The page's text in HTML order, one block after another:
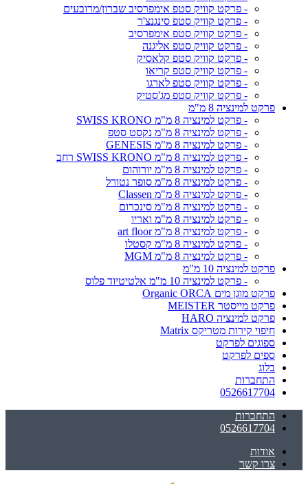
- פרקט קוויק סטפ אימפרסיב שברון/מרובעים
- פרקט קוויק סטפ סינגנצ'ר
- פרקט קוויק סטפ אימפרסיב
- פרקט קוויק סטפ אליגנה
- פרקט קוויק סטפ קלאסיק
- פרקט קוויק סטפ קריאו
- פרקט קוויק סטפ לארגו
- פרקט קוויק סטפ מג'סטיק
פרקט למינציה 8 מ"מ
- פרקט למינציה 8 מ"מ SWISS KRONO
- פרקט למינציה 8 מ"מ נקסט סטפ
- פרקט למינציה 8 מ"מ GENESIS
- פרקט למינציה 8 מ"מ SWISS KRONO רחב
- פרקט למינציה 8 מ"מ יורוהום
- פרקט למינציה 8 מ"מ סופר נטורל
- פרקט למינציה 8 מ"מ Classen
- פרקט למינציה 8 מ"מ סינכרום
- פרקט למינציה 8 מ"מ ואריו
- פרקט למינציה 8 מ"מ art floor
- פרקט למינציה 8 מ"מ קסטלו
- פרקט למינציה 8 מ"מ MGM
פרקט למינציה 10 מ"מ
- פרקט למינציה 10 מ"מ אלטיטיוד פלוס
פרקט מוגן מים Organic ORCA
פרקט מייסטר MEISTER
פרקט למינציה HARO
חיפוי קירות מטריקס Matrix
ספוגים לפרקט
ספים לפרקט
בלוג
התחברות
0526617704
התחברות
0526617704
אודות
צרו קשר